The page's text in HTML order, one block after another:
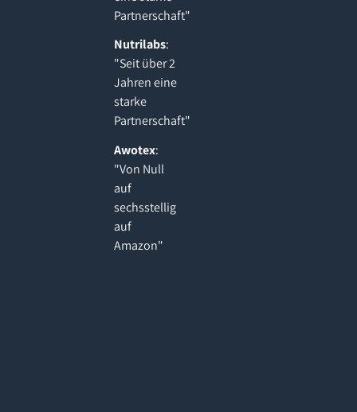
Partnerschaft"
Nutrilabs:
"Seit über 2
Jahren eine
starke
Partnerschaft"
Awotex:
"Von Null
auf
sechsstellig
auf
Amazon"